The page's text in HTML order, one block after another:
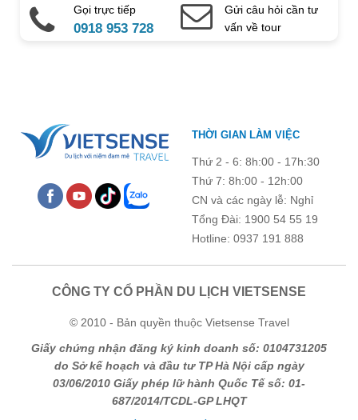
Điện thoại di động Email
Chú ý: Trường mang dấu (* ) là bắt buộc. Vui lòng không để
trống !
Gọi trực tiếp
0918 953 728
Gửi câu hỏi cần tư
vấn về tour
THỜI GIAN LÀM VIỆC
Thứ 2 - 6: 8h:00 - 17h:30
Thứ 7: 8h:00 - 12h:00
CN và các ngày lễ: Nghỉ
Tổng Đài: 1900 54 55 19
Hotline: 0937 191 888
CÔNG TY CỔ PHẦN DU LỊCH VIETSENSE
© 2010 - Bản quyền thuộc Vietsense Travel
Giấy chứng nhận đăng ký kinh doanh số: 0104731205
do Sở kế hoạch và đầu tư TP Hà Nội cấp ngày
03/06/2010 Giấy phép lữ hành Quốc Tế số: 01-
687/2014/TCDL-GP LHQT